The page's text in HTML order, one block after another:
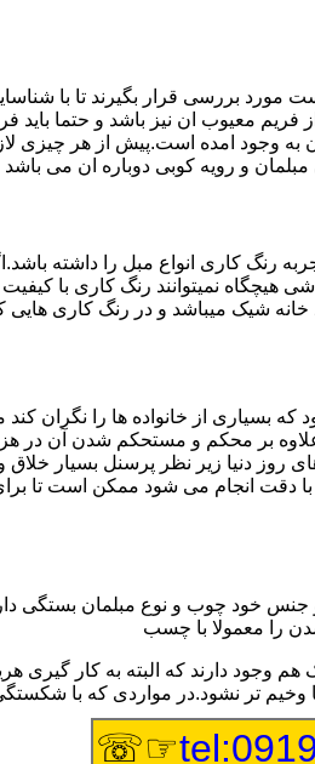
مورد بررسی قرار بگیرند تا با
معیوب ان نیز باشد و حتما باید
وجود امده است.پیش از هر چیزی
و رویه کوبی دوباره ان می باشد
کاری انواع مبل را داشته
هیچگاه نمیتوانند رنگ کاری با
شیک میباشد و در رنگ کاری هایی
بسیاری از خانواده ها را نگران
بر محکم و مستحکم شدن آن در
روز دنیا زیر نظر پرسنل بسیار
انجام می شود ممکن است تا برای
چوب و نوع مبلمان بستگی
را معمولا با چسب
وجود دارند که البته به کار
وخیم تر نشود.در مواردی که با
☞☏